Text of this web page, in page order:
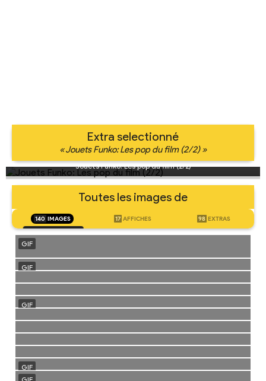
Extra selectionné
« Jouets Funko: Les pop du film (2/2) »
Jouets Funko: Les pop du film (2/2)
Toutes les images de
140 IMAGES 17 AFFICHES 98 EXTRAS